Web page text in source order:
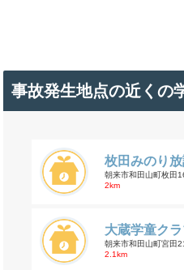
事故発生地点の近くの
枚田みのり
朝来市和田山町枚田
2km
大蔵学童ク
朝来市和田山町宮田
2.1km